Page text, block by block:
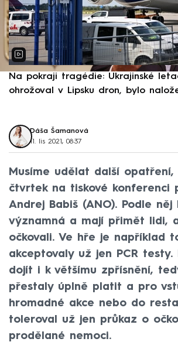
Na pokraji tragédie: Ukrajinské
ohrožoval v Lipsku dron, bylo
Dáša Šamanová
11. lis 2021, 08:37
Musíme udělat další opatření,
čtvrtek na tiskové konferenci
Andrej Babiš (ANO). Podle něj
významná a mají přimět lidi,
očkovali. Ve hře je například
akceptovaly už jen PCR testy.
dojít i k většímu zpřísnění,
přestaly úplně platit a pro
hromadné akce nebo do
toleroval už jen průkaz o
prodělané nemoci.